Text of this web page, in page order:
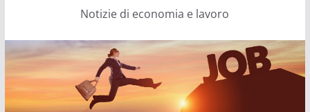
Notizie di economia e lavoro